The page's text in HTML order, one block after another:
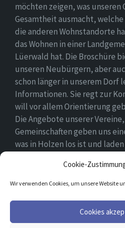
Cookie-
Wir verwenden Cookies, um unsere Website
Cookies
möchten zeigen, was
Gesamtheit ausmacht,
die anderen Wohnstandorte
das Wohnen in einer
Lüerwald hat. Die Broschüre
unseren Neubürgern, aber
schon länger in unserem Dorf
Informationen. Sie regt zur
will vor allem Orientierung
Die Angebote unserer
Gemeinschaften geben uns
was in Holzen los ist und
und hoffen, dass sie sich in
Facebook